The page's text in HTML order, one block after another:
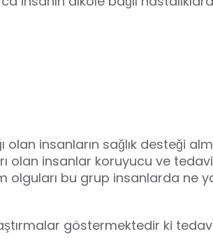
insanların sağlık desteği
olan insanlar koruyucu ve
olguları bu grup insanlarda ne
göstermektedir ki